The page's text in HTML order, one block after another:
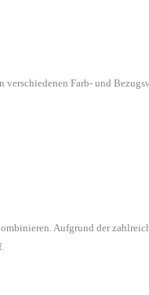
Farb- und
Aufgrund der